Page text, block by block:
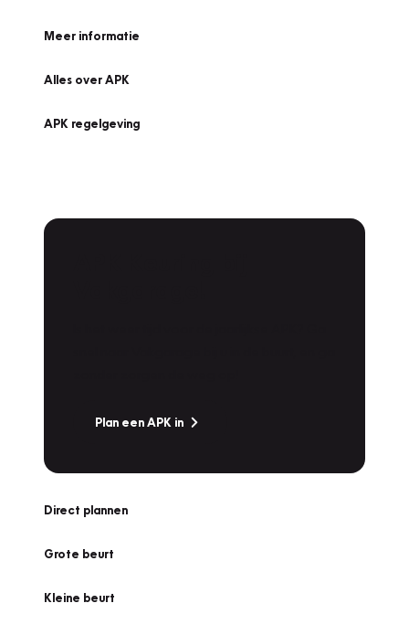
Meer informatie
Alles over APK
APK regelgeving
Plan een APK in
Direct plannen
Grote beurt
Kleine beurt